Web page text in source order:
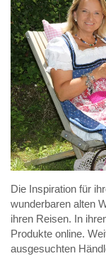
Die Inspiration für
wunderbaren alten
ihren Reisen. In
Produkte online.
ausgesuchten